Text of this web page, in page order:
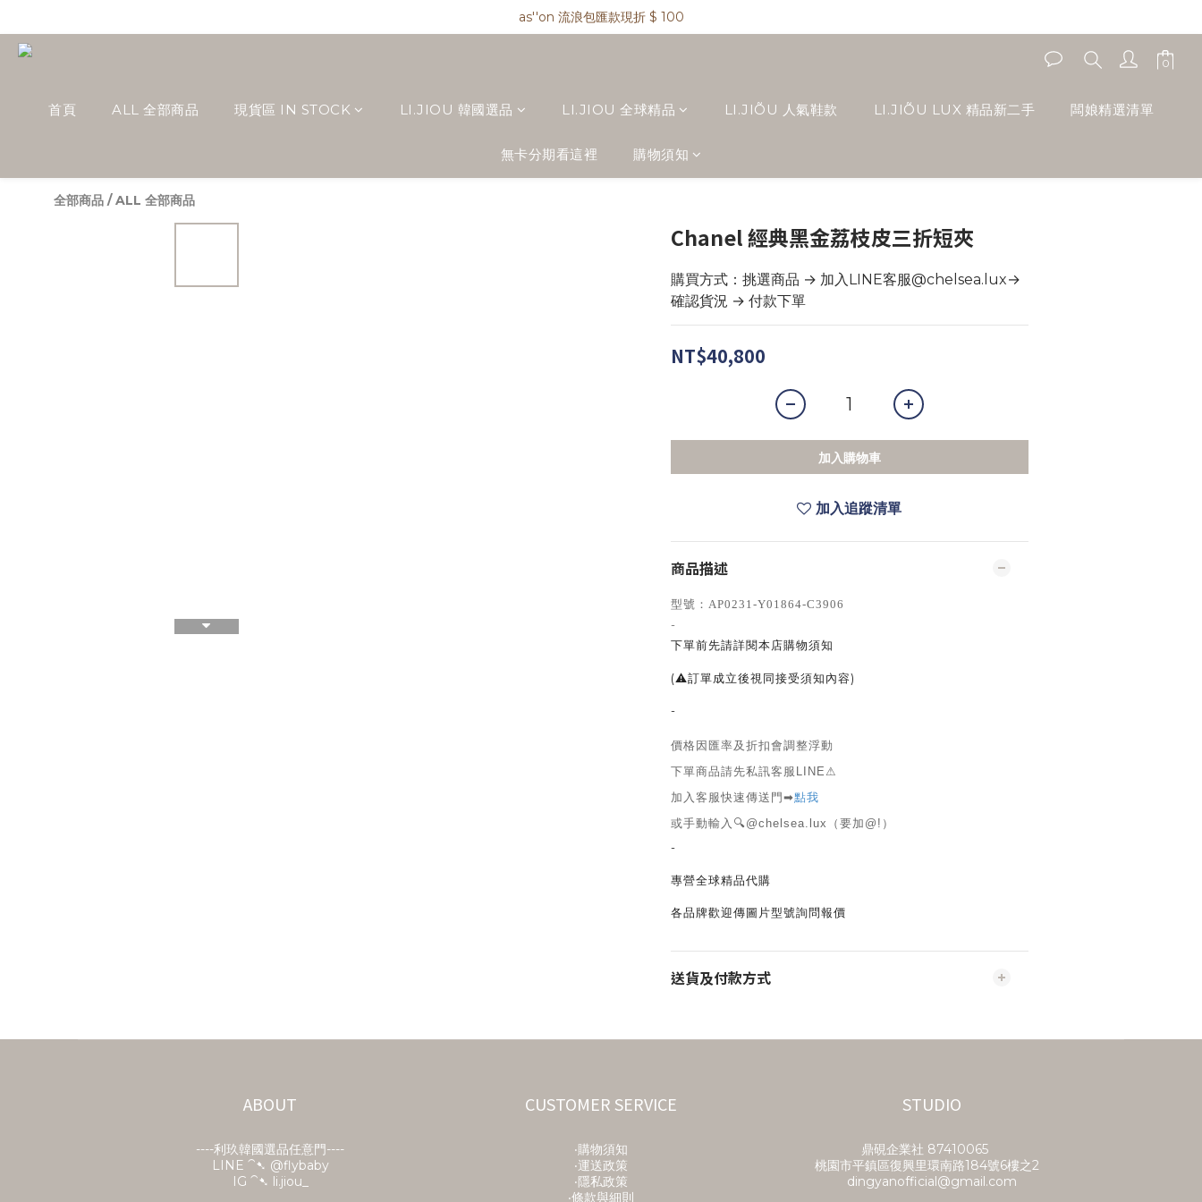
as''on 流浪包兩件免運 !
as''on 流浪包匯款現折 $ 100
首頁 ALL 全部商品 現貨區 IN STOCK LI.JIOU 韓國選品 LI.JIOU 全球精品 LI.JIÕU 人氣鞋款 LI.JIÕU LUX 精品新二手 闆娘精選清單
無卡分期看這裡 購物須知
全部商品 /ALL 全部商品
Chanel 經典黑金荔枝皮三折短夾
購買方式：挑選商品 → 加入LINE客服@chelsea.lux→
確認貨況 → 付款下單
NT$40,800
加入購物車
加入追蹤清單
商品描述
型號 ： AP0231-Y01864-C3906
-
下單前先請詳閱本店購物須知
(⚠訂單成立後視同接受須知內容)
-
價格因匯率及折扣會調整浮動
下單商品請先私訊客服LINE⚠
加入客服快速傳送門➡點我
或手動輸入🔍@chelsea.lux（要加@!）
-
專營全球精品代購
各品牌歡迎傳圖片型號詢問報價
送貨及付款方式
ABOUT
----利玖韓國選品任意門----
LINE ⁀➷ @flybaby
IG ⁀➷ li.jiou_
CUSTOMER SERVICE
‧購物須知
‧運送政策
‧隱私政策
‧條款與細則
STUDIO
鼎硯企業社​ 87410065
桃園市平鎮區復興里環南路184號6樓之2
dingyanofficial@gmail.com